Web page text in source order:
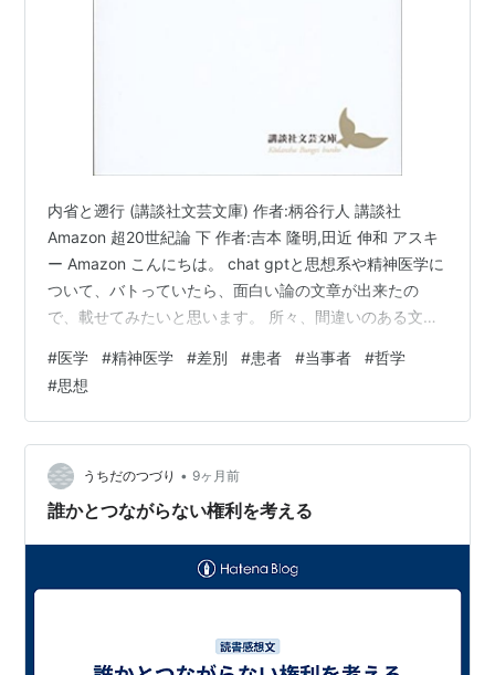
内省と遡行 (講談社文芸文庫) 作者:柄谷行人 講談社
Amazon 超20世紀論 下 作者:吉本 隆明,田近 伸和 アスキ
ー Amazon こんにちは。 chat gptと思想系や精神医学に
ついて、バトっていたら、面白い論の文章が出来たの
で、載せてみたいと思います。 所々、間違いのある文章
序章 優しさの全体主義――現代精神医学の風景 ・管理と
ケアの融合 ・診断と服従の構造 ・オーウェルとハクスリ
ーの現在形 第一章 フロイトの忘却とCBTの時代 ・深層
の喪失 ・統計の神と再現性の宗教 ・苦しみの意味を消す
治療 第二章 柄谷行人を読まない精神科…
#医学 #精神医学 #差別 #患者 #当事者 #哲学
#思想
うちだのつづり • 9ヶ月前
誰かとつながらない権利を考える